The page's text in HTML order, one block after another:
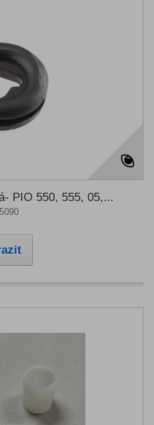
PIO 550, 555, 05,...